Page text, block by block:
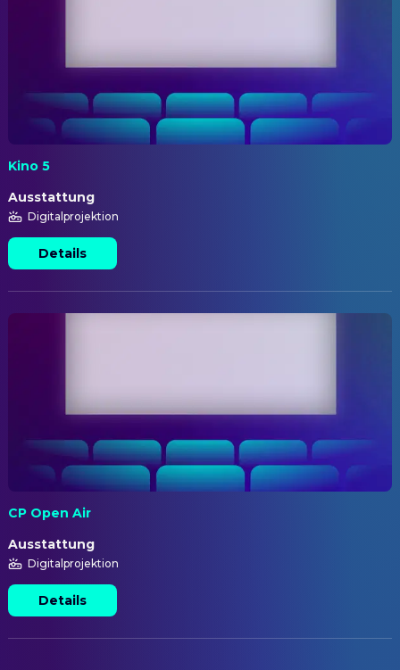
Kino 5
Ausstattung
Digitalprojektion
Details
CP Open Air
Ausstattung
Digitalprojektion
Details